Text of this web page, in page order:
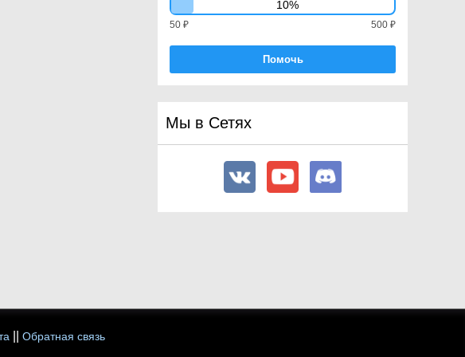
Разработка платформы
10%
500 ₽
50 ₽
Помочь
Мы в Сетях
Обратная связь